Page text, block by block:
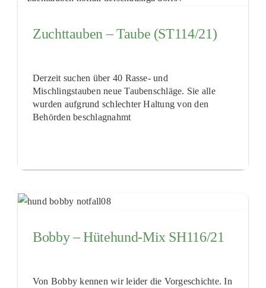
Zuchttauben – Taube (ST114/21)
Derzeit suchen über 40 Rasse- und
Mischlingstauben neue Taubenschläge. Sie alle
wurden aufgrund schlechter Haltung von den
Behörden beschlagnahmt
Bobby – Hütehund-Mix SH116/21
Von Bobby kennen wir leider die Vorgeschichte. In